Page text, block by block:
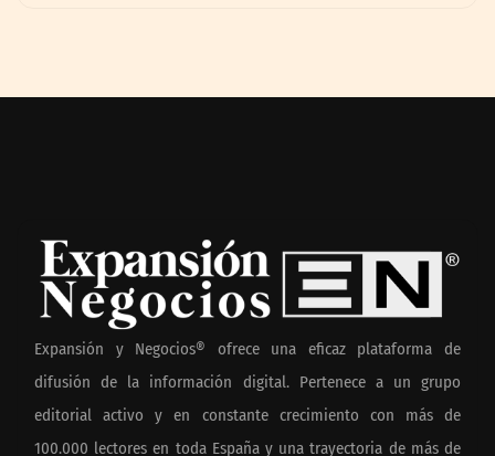
Expansión y Negocios® ofrece una eficaz plataforma de
difusión de la información digital. Pertenece a un grupo
editorial activo y en constante crecimiento con más de
100.000 lectores en toda España y una trayectoria de más de